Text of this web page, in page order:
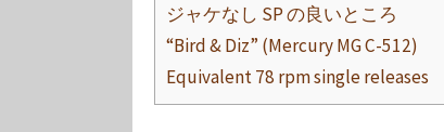
ジャケなし SP の良いところ
“Bird & Diz” (Mercury MG C-512)
Equivalent 78 rpm single releases